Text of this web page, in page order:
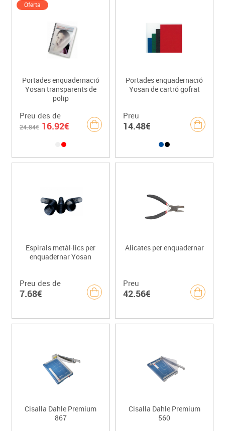
Oferta
Portades enquadernació
Yosan transparents de
polip
Preu des de
24.84€ 16.92€
Portades enquadernació
Yosan de cartró gofrat
Preu
14.48€
Espirals metàl·lics per
enquadernar Yosan
Preu des de
7.68€
Alicates per enquadernar
Preu
42.56€
Cisalla Dahle Premium
867
Cisalla Dahle Premium
560